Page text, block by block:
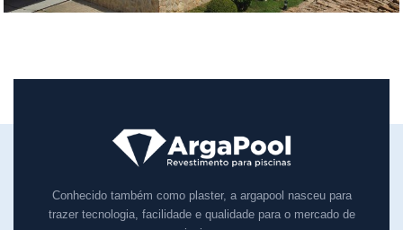
Conhecido também como plaster, a argapool nasceu para
trazer tecnologia, facilidade e qualidade para o mercado de